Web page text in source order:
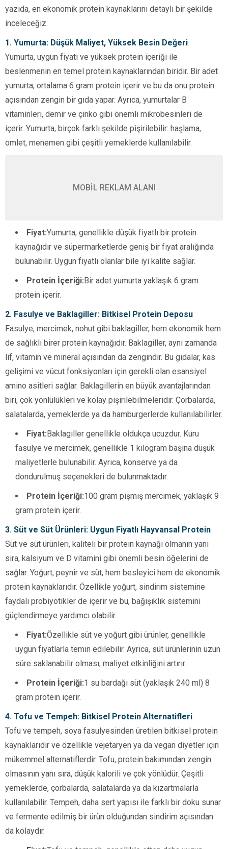
yazıda, en ekonomik protein kaynaklarını detaylı bir şekilde
inceleceğiz.
1. Yumurta: Düşük Maliyet, Yüksek Besin Değeri
Yumurta, uygun fiyatı ve yüksek protein içeriği ile
beslenmenin en temel protein kaynaklarından biridir. Bir adet
yumurta, ortalama 6 gram protein içerir ve bu da onu protein
açısından zengin bir gıda yapar. Ayrıca, yumurtalar B
vitaminleri, demir ve çinko gibi önemli mikrobesinleri de
içerir. Yumurta, birçok farklı şekilde pişirilebilir: haşlama,
omlet, menemen gibi çeşitli yemeklerde kullanılabilir.
MOBİL REKLAM ALANI
Fiyat:Yumurta, genellikle düşük fiyatlı bir protein
kaynağıdır ve süpermarketlerde geniş bir fiyat aralığında
bulunabilir. Uygun fiyatlı olanlar bile iyi kalite sağlar.
Protein İçeriği:Bir adet yumurta yaklaşık 6 gram
protein içerir.
2. Fasulye ve Baklagiller: Bitkisel Protein Deposu
Fasulye, mercimek, nohut gibi baklagiller, hem ekonomik hem
de sağlıklı birer protein kaynağıdır. Baklagiller, aynı zamanda
lif, vitamin ve mineral açısından da zengindir. Bu gıdalar, kas
gelişimi ve vücut fonksiyonları için gerekli olan esansiyel
amino asitleri sağlar. Baklagillerin en büyük avantajlarından
biri, çok yönlülükleri ve kolay pişirilebilmeleridir. Çorbalarda,
salatalarda, yemeklerde ya da hamburgerlerde kullanılabilirler.
Fiyat:Baklagiller genellikle oldukça ucuzdur. Kuru
fasulye ve mercimek, genellikle 1 kilogram başına düşük
maliyetlerle bulunabilir. Ayrıca, konserve ya da
dondurulmuş seçenekleri de bulunmaktadır.
Protein İçeriği:100 gram pişmiş mercimek, yaklaşık 9
gram protein içerir.
3. Süt ve Süt Ürünleri: Uygun Fiyatlı Hayvansal Protein
Süt ve süt ürünleri, kaliteli bir protein kaynağı olmanın yanı
sıra, kalsiyum ve D vitamini gibi önemli besin öğelerini de
sağlar. Yoğurt, peynir ve süt, hem besleyici hem de ekonomik
protein kaynaklarıdır. Özellikle yoğurt, sindirim sistemine
faydalı probiyotikler de içerir ve bu, bağışıklık sistemini
güçlendirmeye yardımcı olabilir.
Fiyat:Özellikle süt ve yoğurt gibi ürünler, genellikle
uygun fiyatlarla temin edilebilir. Ayrıca, süt ürünlerinin uzun
süre saklanabilir olması, maliyet etkinliğini artırır.
Protein İçeriği:1 su bardağı süt (yaklaşık 240 ml) 8
gram protein içerir.
4. Tofu ve Tempeh: Bitkisel Protein Alternatifleri
Tofu ve tempeh, soya fasulyesinden üretilen bitkisel protein
kaynaklarıdır ve özellikle vejetaryen ya da vegan diyetler için
mükemmel alternatiflerdir. Tofu, protein bakımından zengin
olmasının yanı sıra, düşük kalorili ve çok yönlüdür. Çeşitli
yemeklerde, çorbalarda, salatalarda ya da kızartmalarla
kullanılabilir. Tempeh, daha sert yapısı ile farklı bir doku sunar
ve fermente edilmiş bir ürün olduğundan sindirim açısından
da kolaydır.